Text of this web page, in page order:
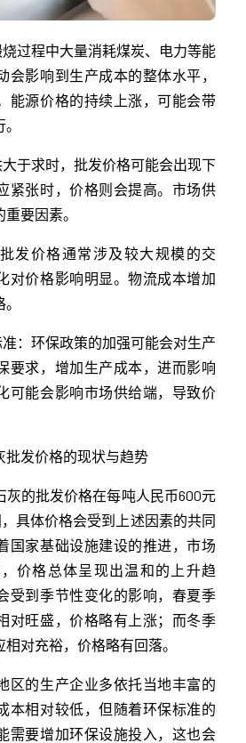
过程中大量消耗煤炭、电力等能
会影响到生产成本的整体水平，
能源价格的持续上涨，可能会带
于求时，批发价格可能会出现下
紧张时，价格则会提高。市场供
要因素。
发价格通常涉及较大规模的交
对价格影响明显。物流成本增加
：环保政策的加强可能会对生产
要求，增加生产成本，进而影响
可能会影响市场供给端，导致价
批发价格的现状与趋势
灰的批发价格在每吨人民币600元
具体价格会受到上述因素的共同
国家基础设施建设的推进，市场
价格总体呈现出温和的上升趋
受到季节性变化的影响，春夏季
对旺盛，价格略有上涨；而冬季
对充裕，价格略有回落。
区的生产企业多依托当地丰富的
本相对较低，但随着环保标准的
需要增加环保设施投入，这也会